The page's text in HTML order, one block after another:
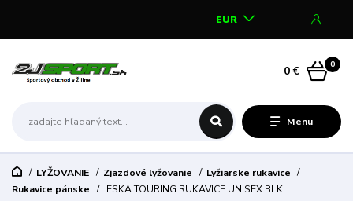
Menu
EUR
0
0 €
LYŽOVANIE Zjazdové lyžovanie
Lyžiarske rukavice
Rukavice pánske
ESKA TOURING RUKAVICE UNISEX BLK